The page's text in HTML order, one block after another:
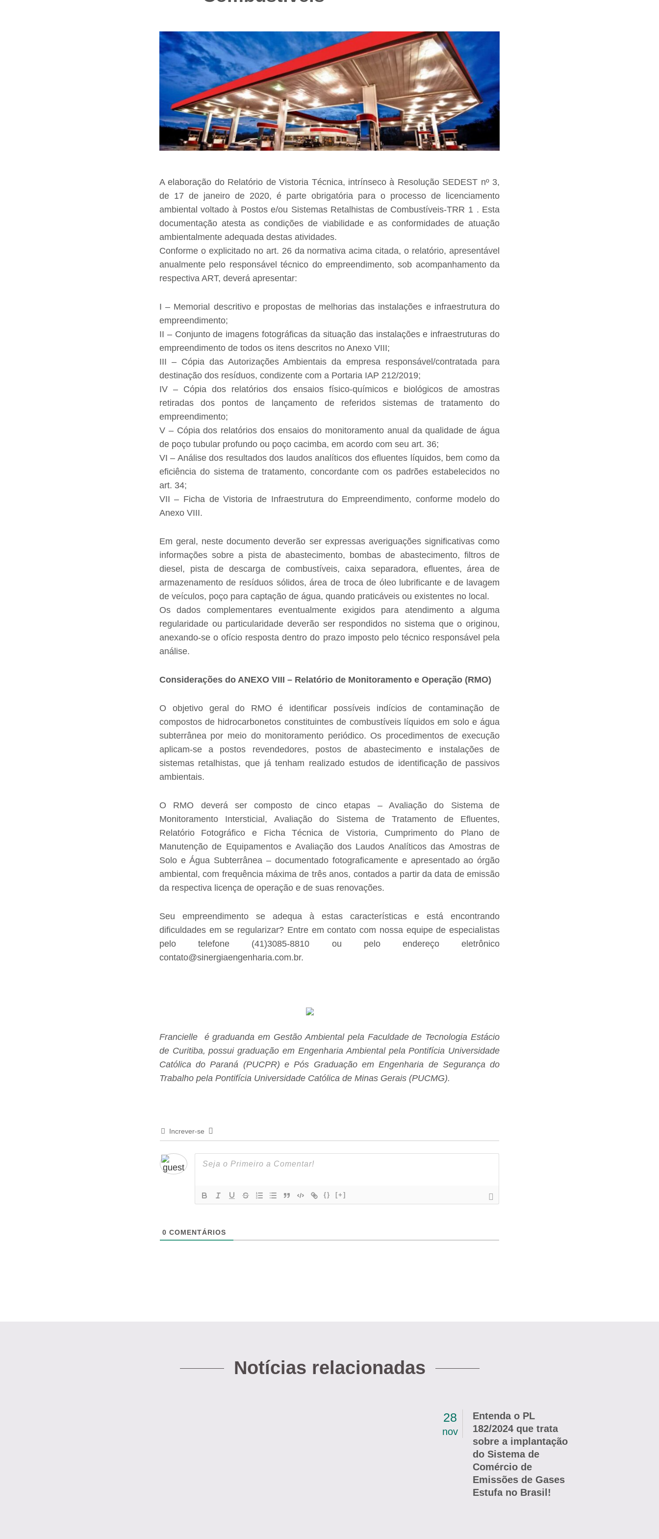
A elaboração do Relatório de Vistoria Técnica, intrínseco à Resolução SEDEST nº 3,
de 17 de janeiro de 2020, é parte obrigatória para o processo de licenciamento
ambiental voltado à Postos e/ou Sistemas Retalhistas de Combustíveis-TRR 1 . Esta
documentação atesta as condições de viabilidade e as conformidades de atuação
ambientalmente adequada destas atividades.
Conforme o explicitado no art. 26 da normativa acima citada, o relatório, apresentável
anualmente pelo responsável técnico do empreendimento, sob acompanhamento da
respectiva ART, deverá apresentar:
I – Memorial descritivo e propostas de melhorias das instalações e infraestrutura do
empreendimento;
II – Conjunto de imagens fotográficas da situação das instalações e infraestruturas do
empreendimento de todos os itens descritos no Anexo VIII;
III – Cópia das Autorizações Ambientais da empresa responsável/contratada para
destinação dos resíduos, condizente com a Portaria IAP 212/2019;
IV – Cópia dos relatórios dos ensaios físico-químicos e biológicos de amostras
retiradas dos pontos de lançamento de referidos sistemas de tratamento do
empreendimento;
V – Cópia dos relatórios dos ensaios do monitoramento anual da qualidade de água
de poço tubular profundo ou poço cacimba, em acordo com seu art. 36;
VI – Análise dos resultados dos laudos analíticos dos efluentes líquidos, bem como da
eficiência do sistema de tratamento, concordante com os padrões estabelecidos no
art. 34;
VII – Ficha de Vistoria de Infraestrutura do Empreendimento, conforme modelo do
Anexo VIII.
Em geral, neste documento deverão ser expressas averiguações significativas como
informações sobre a pista de abastecimento, bombas de abastecimento, filtros de
diesel, pista de descarga de combustíveis, caixa separadora, efluentes, área de
armazenamento de resíduos sólidos, área de troca de óleo lubrificante e de lavagem
de veículos, poço para captação de água, quando praticáveis ou existentes no local.
Os dados complementares eventualmente exigidos para atendimento a alguma
regularidade ou particularidade deverão ser respondidos no sistema que o originou,
anexando-se o ofício resposta dentro do prazo imposto pelo técnico responsável pela
análise.
Considerações do ANEXO VIII – Relatório de Monitoramento e Operação (RMO)
O objetivo geral do RMO é identificar possíveis indícios de contaminação de
compostos de hidrocarbonetos constituintes de combustíveis líquidos em solo e água
subterrânea por meio do monitoramento periódico. Os procedimentos de execução
aplicam-se a postos revendedores, postos de abastecimento e instalações de
sistemas retalhistas, que já tenham realizado estudos de identificação de passivos
ambientais.
O RMO deverá ser composto de cinco etapas – Avaliação do Sistema de
Monitoramento Intersticial, Avaliação do Sistema de Tratamento de Efluentes,
Relatório Fotográfico e Ficha Técnica de Vistoria, Cumprimento do Plano de
Manutenção de Equipamentos e Avaliação dos Laudos Analíticos das Amostras de
Solo e Água Subterrânea – documentado fotograficamente e apresentado ao órgão
ambiental, com frequência máxima de três anos, contados a partir da data de emissão
da respectiva licença de operação e de suas renovações.
Seu empreendimento se adequa à estas características e está encontrando
dificuldades em se regularizar? Entre em contato com nossa equipe de especialistas
pelo telefone (41)3085-8810 ou pelo endereço eletrônico
contato@sinergiaengenharia.com.br.
Francielle é graduanda em Gestão Ambiental pela Faculdade de Tecnologia Estácio
de Curitiba, possui graduação em Engenharia Ambiental pela Pontifícia Universidade
Católica do Paraná (PUCPR) e Pós Graduação em Engenharia de Segurança do
Trabalho pela Pontifícia Universidade Católica de Minas Gerais (PUCMG).
Increver-se
{} [+]
0 COMENTÁRIOS
Notícias relacionadas
28
nov
Entenda o PL
182/2024 que trata
sobre a implantação
do Sistema de
Comércio de
Emissões de Gases
Estufa no Brasil!